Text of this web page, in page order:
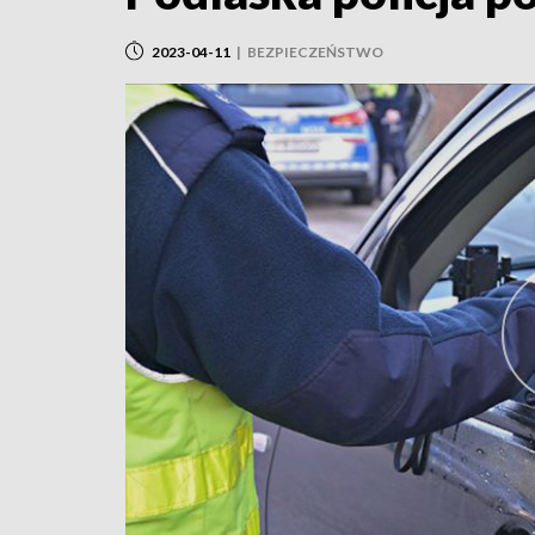
2023-04-11 | BEZPIECZEŃSTWO